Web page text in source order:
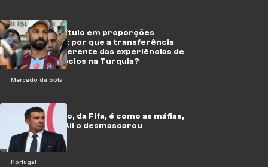
Mercado da bola
Um novo capítulo em proporções
excepcionais: por que a transferência
de Salah é diferente das experiências de
todos os egípcios na Turquia?
Portugal
Figo: Infantino, da Fifa, é como as máfias,
e o príncipe Ali o desmascarou